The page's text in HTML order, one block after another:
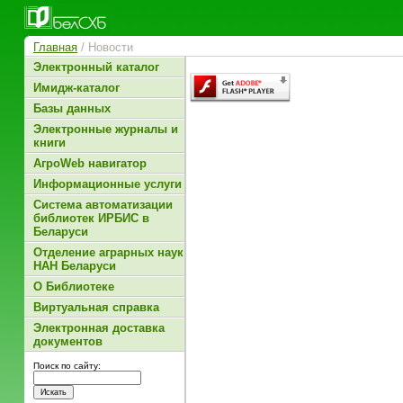
Главная/ Новости
Электронный каталог
Имидж-каталог
Базы данных
Электронные журналы и
книги
АгроWeb навигатор
Информационные услуги
Система автоматизации
библиотек ИРБИС в
Беларуси
Отделение аграрных наук
НАН Беларуси
О Библиотеке
Виртуальная справка
Электронная доставка
документов
Поиск по сайту: